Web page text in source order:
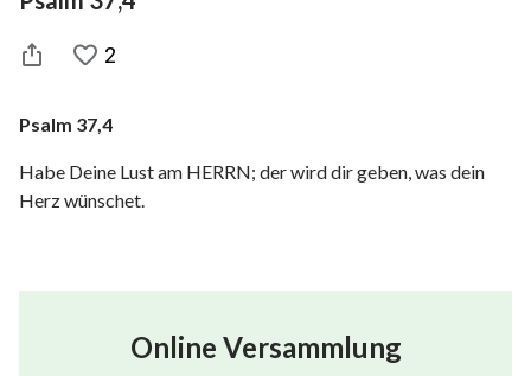
2
Psalm 37,4
Habe Deine Lust am HERRN; der wird dir geben, was dein
Herz wünschet.
Online Versammlung